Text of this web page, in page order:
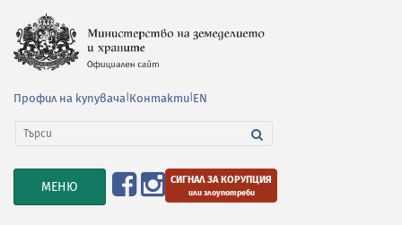
Профил на купувача Контакти EN
TOGGLE
NAVIGATION
МЕНЮ СИГНАЛ ЗА КОРУПЦИЯ
или злоупотреби